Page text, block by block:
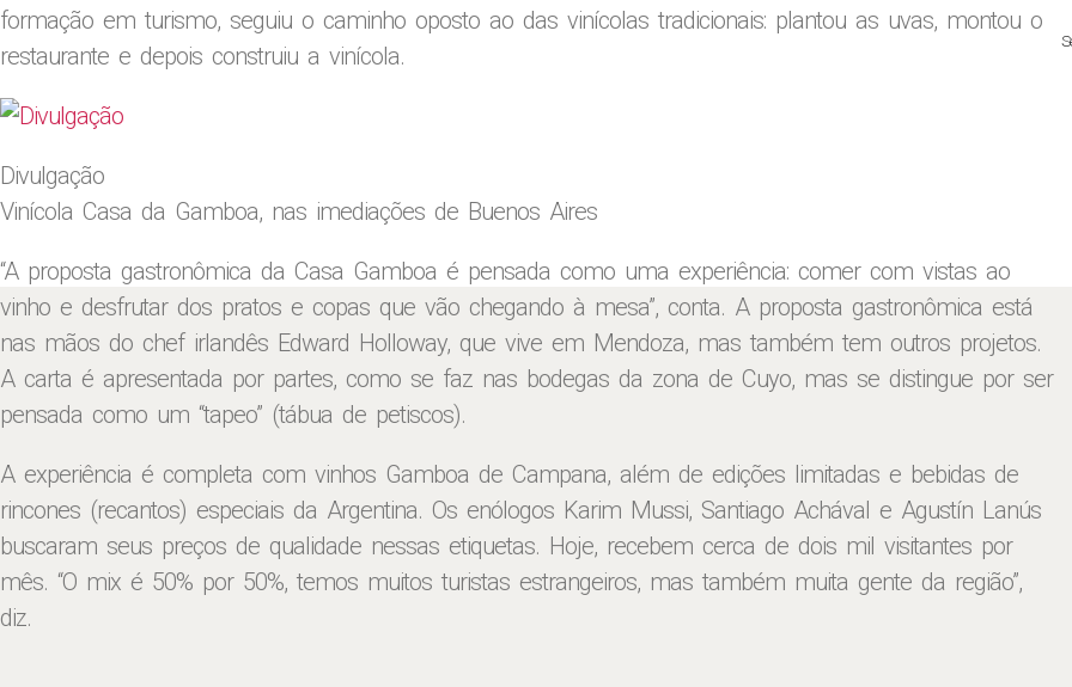
formação em turismo, seguiu o caminho oposto ao das vinícolas tradicionais: plantou as uvas, montou o
restaurante e depois construiu a vinícola.
Divulgação
Vinícola Casa da Gamboa, nas imediações de Buenos Aires
“A proposta gastronômica da Casa Gamboa é pensada como uma experiência: comer com vistas ao
vinho e desfrutar dos pratos e copas que vão chegando à mesa”, conta. A proposta gastronômica está
nas mãos do chef irlandês Edward Holloway, que vive em Mendoza, mas também tem outros projetos.
A carta é apresentada por partes, como se faz nas bodegas da zona de Cuyo, mas se distingue por ser
pensada como um “tapeo” (tábua de petiscos).
A experiência é completa com vinhos Gamboa de Campana, além de edições limitadas e bebidas de
rincones (recantos) especiais da Argentina. Os enólogos Karim Mussi, Santiago Achával e Agustín Lanús
buscaram seus preços de qualidade nessas etiquetas. Hoje, recebem cerca de dois mil visitantes por
mês. “O mix é 50% por 50%, temos muitos turistas estrangeiros, mas também muita gente da região”,
diz.